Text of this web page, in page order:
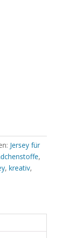
Jersey für
,
, kreativ,